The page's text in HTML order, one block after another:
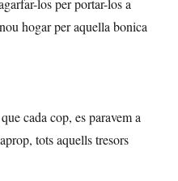
los per portar-los a
hogar per aquella bonica
cada cop, es paravem a
tots aquells tresors